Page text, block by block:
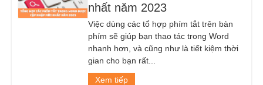
nhất năm 2023
Việc dùng các tổ hợp phím tắt trên bàn
phím sẽ giúp bạn thao tác trong Word
nhanh hơn, và cũng như là tiết kiệm thời
gian cho bạn rất...
Xem tiếp